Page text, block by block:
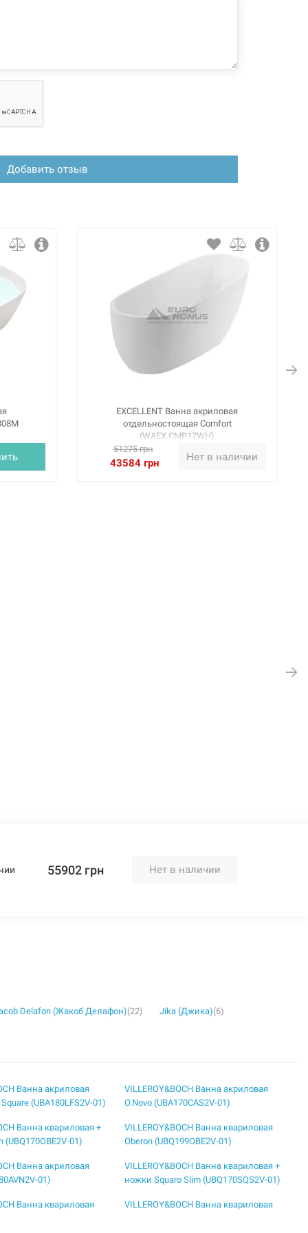
Добавить отзыв
EXCELLENT Ванна акриловая
отдельностоящая Comfort
(WAEX.CMP17WH)
51275 грн
43584 грн
Нет в наличии
55902 грн Нет в наличии
Delafon (Жакоб Делафон)(22) Jika (Джика)(6)
Ванна акриловая
(UBA180LFS2V-01)
VILLEROY&BOCH Ванна акриловая
O.Novo (UBA170CAS2V-01)
Ванна квариловая +
(UBQ170OBE2V-01)
VILLEROY&BOCH Ванна квариловая
Oberon (UBQ199OBE2V-01)
Ванна акриловая
01)
VILLEROY&BOCH Ванна квариловая +
ножки Squaro Slim (UBQ170SQS2V-01)
Ванна квариловая
VILLEROY&BOCH Ванна квариловая